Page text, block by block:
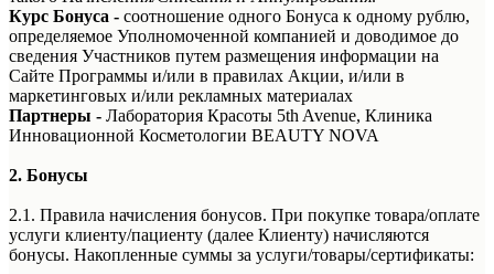
Курс Бонуса - соотношение одного Бонуса к одному рублю,
определяемое Уполномоченной компанией и доводимое до
сведения Участников путем размещения информации на
Сайте Программы и/или в правилах Акции, и/или в
маркетинговых и/или рекламных материалах
Партнеры - Лаборатория Красоты 5th Avenue, Клиника
Инновационной Косметологии BEAUTY NOVA
2. Бонусы
2.1. Правила начисления бонусов. При покупке товара/оплате
услуги клиенту/пациенту (далее Клиенту) начисляются
бонусы. Накопленные суммы за услуги/товары/сертификаты: